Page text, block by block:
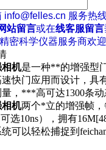
info@felles.cn 服务热
站留言或在线客服留言
密科学仪器服务商欢迎
机是一种**的增强型
快门应用而设计，具
，***高可达1300条动
机两个*立的增强帧
选10ns），拥有
可以轻松捕捉到